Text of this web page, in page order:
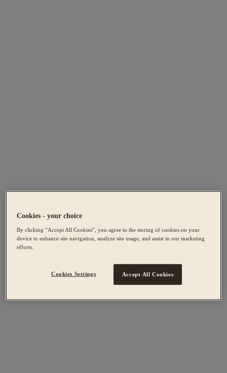
Cookies - your choice
By clicking “Accept All Cookies”, you agree to the storing of cookies on your
device to enhance site navigation, analyze site usage, and assist in our marketing
efforts.
Cookies Settings Accept All Cookies